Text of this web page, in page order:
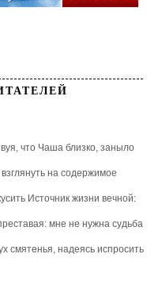
что Чаша близко, заныло
на содержимое
Источник жизни вечной:
мне не нужна судьба
смятенья, надеясь испросить